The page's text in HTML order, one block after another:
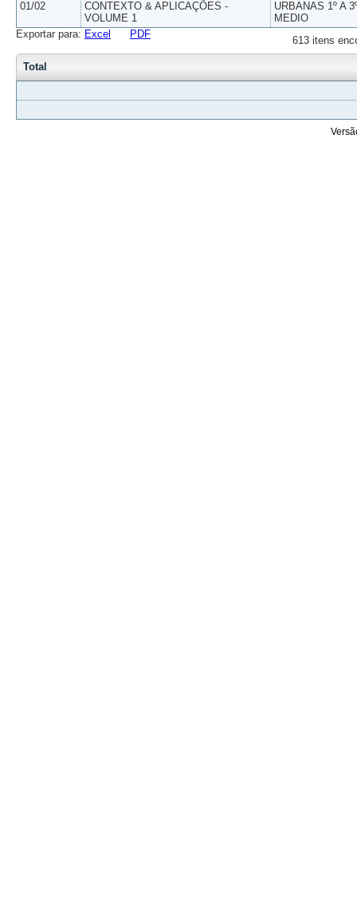
01/02
CONTEXTO & APLICAÇÕES -
VOLUME 1
URBANAS 1º A
MEDIO
613 itens
Exportar para: Excel PDF
Total